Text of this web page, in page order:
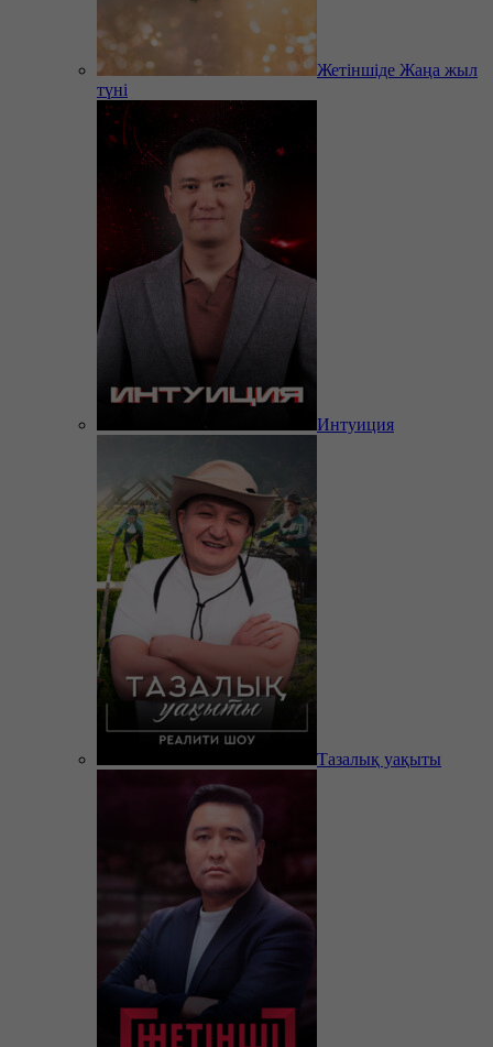
Жетіншіде Жаңа жыл
түні
Интуиция
Тазалық уақыты